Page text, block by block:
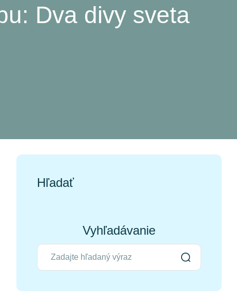
Dva divy sveta
Hľadať
Vyhľadávanie